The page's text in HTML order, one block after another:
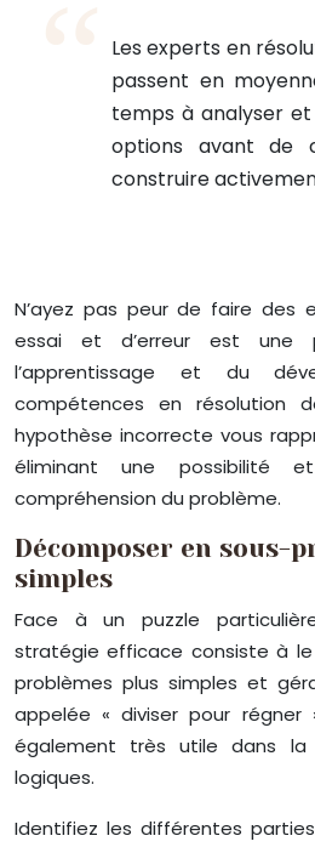
Les experts en
passent en
temps à analyser
options avant de
construire
N’ayez pas peur de faire des
essai et d’erreur est une
l’apprentissage et du
compétences en résolution
hypothèse incorrecte vous
éliminant une possibilité
compréhension du problème.
Décomposer en sous-
simples
Face à un puzzle
stratégie efficace consiste à
problèmes plus simples et
appelée « diviser pour
également très utile dans la
logiques.
Identifiez les différentes